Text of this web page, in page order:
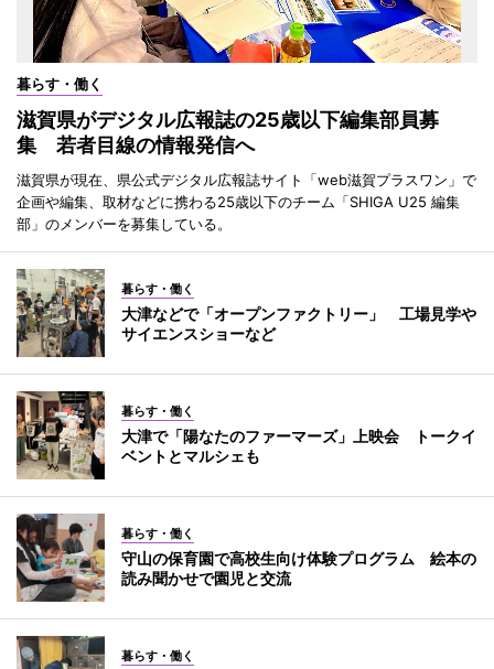
暮らす・働く
滋賀県がデジタル広報誌の25歳以下編集部員募
集 若者目線の情報発信へ
滋賀県が現在、県公式デジタル広報誌サイト「web滋賀プラスワン」で
企画や編集、取材などに携わる25歳以下のチーム「SHIGA U25 編集
部」のメンバーを募集している。
暮らす・働く
大津などで「オープンファクトリー」 工場見学や
サイエンスショーなど
暮らす・働く
大津で「陽なたのファーマーズ」上映会 トークイ
ベントとマルシェも
暮らす・働く
守山の保育園で高校生向け体験プログラム 絵本の
読み聞かせで園児と交流
暮らす・働く